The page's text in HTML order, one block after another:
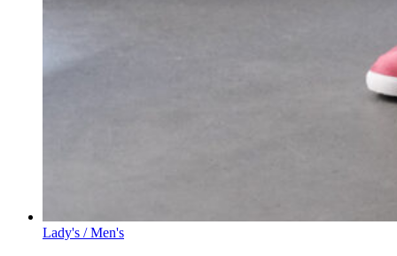
Lady's / Men's